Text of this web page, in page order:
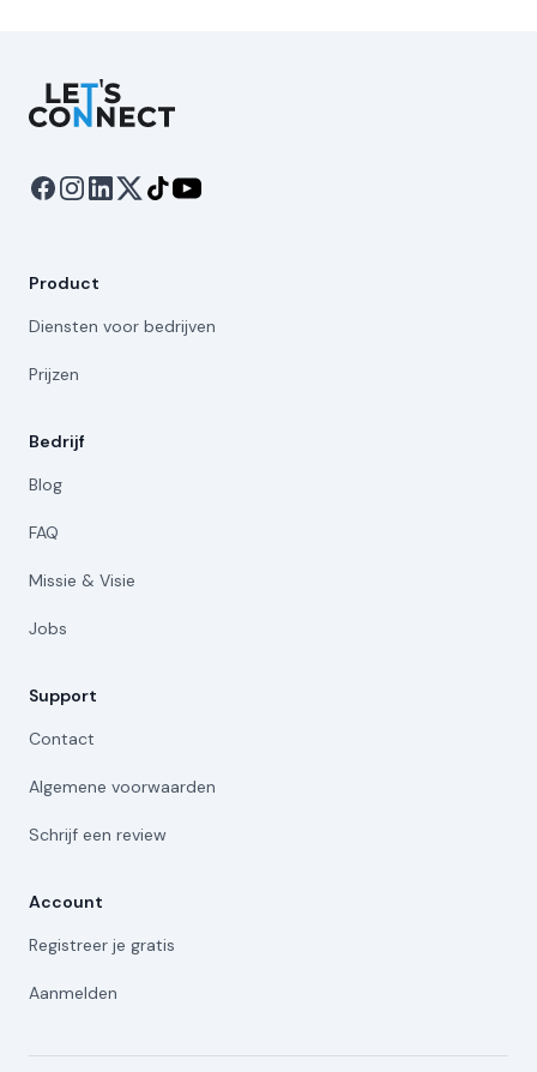
Let's Connect
Product
Diensten voor bedrijven
Prijzen
Bedrijf
Blog
FAQ
Missie & Visie
Jobs
Support
Contact
Algemene voorwaarden
Schrijf een review
Account
Registreer je gratis
Aanmelden